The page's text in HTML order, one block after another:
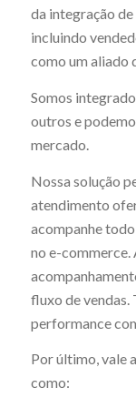
da integração de
incluindo
como um aliado
Somos
outros e
mercado.
Nossa solução
atendimento
acompanhe
no e-commerce.
fluxo de vendas.
performance
Por último, vale
como: